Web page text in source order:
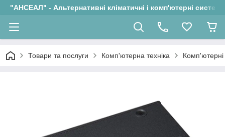
"АНСЕАЛ" - Альтернативні кліматичні і комп'ютерні системи
Товари та послуги Комп'ютерна техніка Комп'ютерні